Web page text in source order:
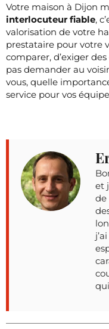
Votre maison à Dijon
interlocuteur fiable,
valorisation de votre
prestataire pour votre
comparer, d’exiger
pas demander au
vous, quelle
service pour vos
et
de